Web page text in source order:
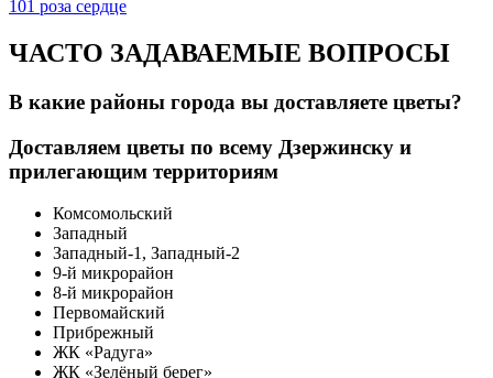
101 роза сердце
ЧАСТО ЗАДАВАЕМЫЕ ВОПРОСЫ
В какие районы города вы доставляете цветы?
Доставляем цветы по всему Дзержинску и
прилегающим территориям
Комсомольский
Западный
Западный-1, Западный-2
9-й микрорайон
8-й микрорайон
Первомайский
Прибрежный
ЖК «Радуга»
ЖК «Зелёный берег»